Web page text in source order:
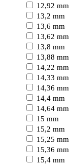
12,92 mm
13,2 mm
13,6 mm
13,62 mm
13,8 mm
13,88 mm
14,22 mm
14,33 mm
14,36 mm
14,4 mm
14,64 mm
15 mm
15,2 mm
15,25 mm
15,36 mm
15,4 mm